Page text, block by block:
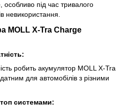
особливо під час тривалого
невикористання.
MOLL X-Tra Charge
робить акумулятор MOLL X-Tra
для автомобілів з різними
системами: